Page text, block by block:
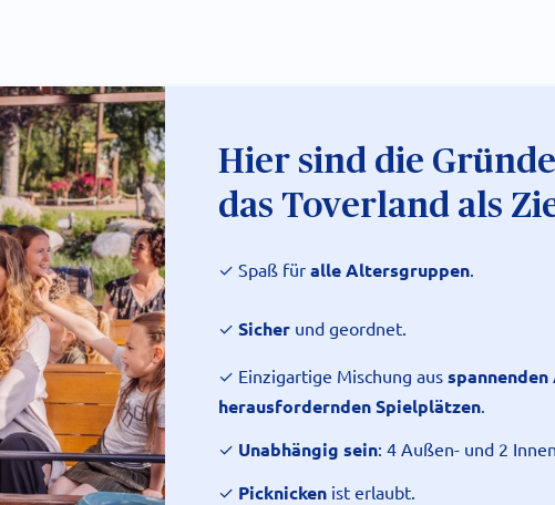
Hier sind die
das Toverland als
✓ Spaß für alle Altersgruppen.
✓ Sicherund geordnet.
✓ Einzigartige Mischung aus
herausfordernden Spielplätzen.
✓ Unabhängig sein: 4 Außen- und 2
✓ Picknickenist erlaubt.